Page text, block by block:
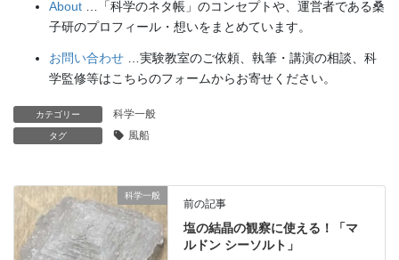
About …「科学のネタ帳」のコンセプトや、運営者である桑
子研のプロフィール・想いをまとめています。
お問い合わせ …実験教室のご依頼、執筆・講演の相談、科
学監修等はこちらのフォームからお寄せください。
カテゴリー 科学一般
タグ 風船
科学一般
前の記事
塩の結晶の観察に使える！「マ
ルドン シーソルト」